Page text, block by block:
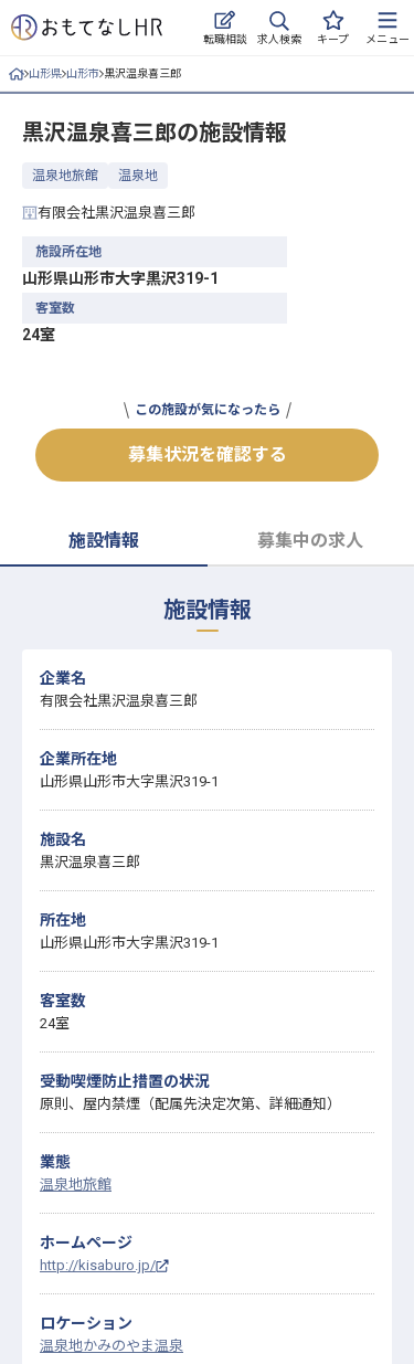
転職相談 求人検索 キープ メニュー
ログイン
求人・施設を探す
キープした求人
おもてなしHRについて
山形県 山形市 黒沢温泉喜三郎
黒沢温泉喜三郎の施設情報
温泉地旅館 温泉地
有限会社黒沢温泉喜三郎
施設所在地
山形県山形市大字黒沢319-1
客室数
24室
この施設が気になったら
募集状況を確認する
施設情報 募集中の求人
施設情報
企業名
有限会社黒沢温泉喜三郎
企業所在地
山形県山形市大字黒沢319-1
施設名
黒沢温泉喜三郎
所在地
山形県山形市大字黒沢319-1
客室数
24室
受動喫煙防止措置の状況
原則、屋内禁煙（配属先決定次第、詳細通知）
業態
温泉地旅館
ホームページ
http://kisaburo.jp/
ロケーション
温泉地かみのやま温泉